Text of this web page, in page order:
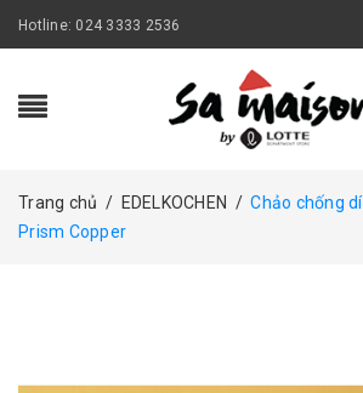
Hotline: 024 3333 2536
Trang chủ / EDELKOCHEN / Chảo chống
Prism Copper